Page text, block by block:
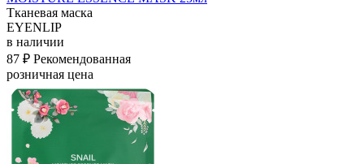
Тканевая маска
EYENLIP
в наличии
87 ₽ Рекомендованная
розничная цена